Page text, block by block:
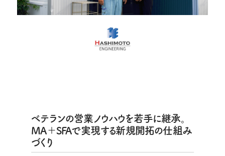
ベテランの営業ノウハウを若手に継承。
MA＋SFAで実現する新規開拓の仕組み
づくり